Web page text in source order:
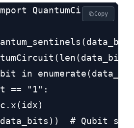
QuantumCircuit,
in
== "1":
# Qubit
Copy